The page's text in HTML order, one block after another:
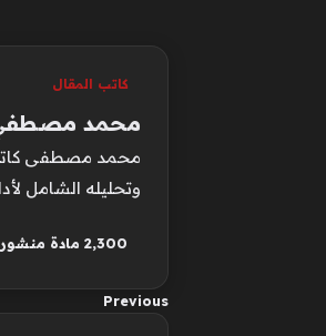
كاتب المقال
محمد
محمد مصطفى كاتب
وتحليله الشامل
2٬300 مادة منشورة
Previous